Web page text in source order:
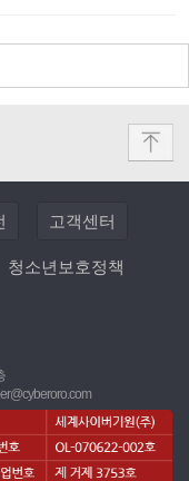
고객센터
청소년보호정책